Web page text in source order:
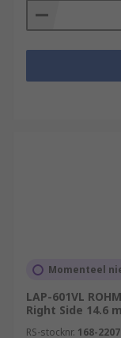
Momenteel
LAP-601VL
Right Side 14.6
RS-stocknr. 168-2207